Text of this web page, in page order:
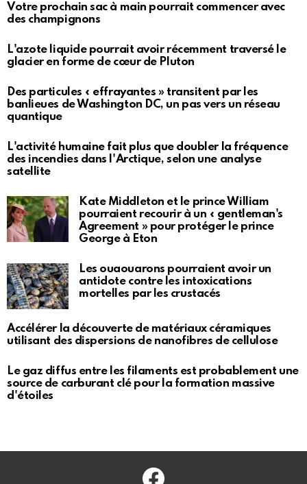
Votre prochain sac à main pourrait commencer avec
des champignons
L'azote liquide pourrait avoir récemment traversé le
glacier en forme de cœur de Pluton
Des particules « effrayantes » transitent par les
banlieues de Washington DC, un pas vers un réseau
quantique
L'activité humaine fait plus que doubler la fréquence
des incendies dans l'Arctique, selon une analyse
satellite
Kate Middleton et le prince William
pourraient recourir à un « gentleman's
Agreement » pour protéger le prince
George à Eton
Les ouaouarons pourraient avoir un
antidote contre les intoxications
mortelles par les crustacés
Accélérer la découverte de matériaux céramiques
utilisant des dispersions de nanofibres de cellulose
Le gaz diffus entre les filaments est probablement une
source de carburant clé pour la formation massive
d'étoiles
Facebook